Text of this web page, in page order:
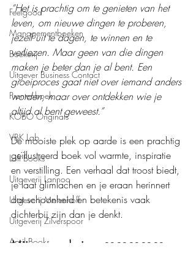
Feelgood
Managementboeken
Boekerij
Uitgever Business Contact
Prentenboek
KOBO Originals
VBK Lab
Loft Books
Uitgeverij Lannoo
Uitgeverij Melenhoff
Uitgeverij Zilverspoor
April Books
“Het is prachtig om te genieten van het
leven, om nieuwe dingen te proberen,
jezelf uit te dagen, te winnen en te
verliezen. Maar geen van die dingen
maken je beter dan je al bent. Een
groeiproces gaat niet over iemand anders
worden, maar over ontdekken wie je
altijd al bent geweest.”
De mooiste plek op aarde is een prachtig
geïllustreerd boek vol warmte, inspiratie
en verstilling. Een verhaal dat troost biedt,
je laat glimlachen en je eraan herinnert
dat schoonheid en betekenis vaak
dichterbij zijn dan je denkt.
Mijn waardering: ❤️❤️❤️❤️❤️